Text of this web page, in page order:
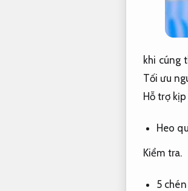
khi cúng
Tối ưu
Hỗ trợ
Heo
Kiểm tra.
5